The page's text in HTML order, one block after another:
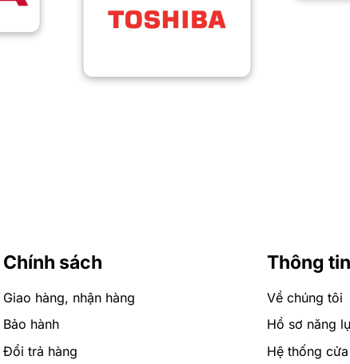
Chính sách
Giao hàng, nhận hàng
Bảo hành
Đổi trả hàng
Thông
Về chúng tôi
Hồ sơ năng
Hệ thống